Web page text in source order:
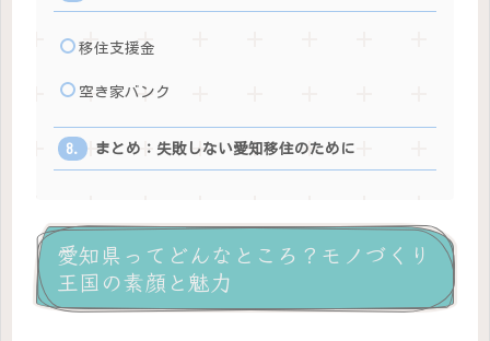
移住支援金
空き家バンク
まとめ：失敗しない愛知移住のために
愛知県ってどんなところ？モノづくり
王国の素顔と魅力